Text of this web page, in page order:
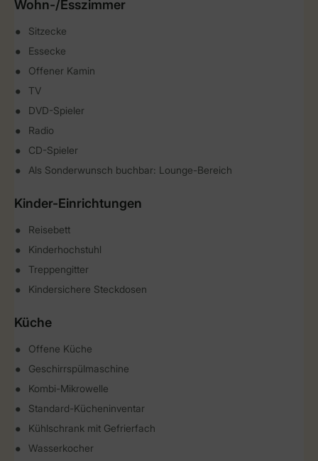
Wohn-/Esszimmer
Sitzecke
Essecke
Offener Kamin
TV
DVD-Spieler
Radio
CD-Spieler
Als Sonderwunsch buchbar: Lounge-Bereich
Kinder-Einrichtungen
Reisebett
Kinderhochstuhl
Treppengitter
Kindersichere Steckdosen
Küche
Offene Küche
Geschirrspülmaschine
Kombi-Mikrowelle
Standard-Kücheninventar
Kühlschrank mit Gefrierfach
Wasserkocher